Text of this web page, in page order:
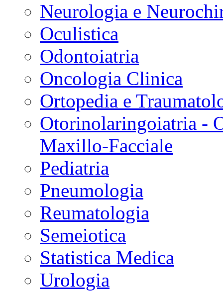
Neurologia e
Oculistica
Odontoiatria
Oncologia Clinica
Ortopedia e
Otorinolaringoiatria -
Maxillo-Facciale
Pediatria
Pneumologia
Reumatologia
Semeiotica
Statistica Medica
Urologia